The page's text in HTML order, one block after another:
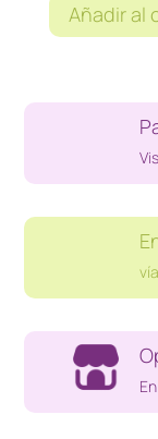
LOCOMOTORA
CON
Añadir al